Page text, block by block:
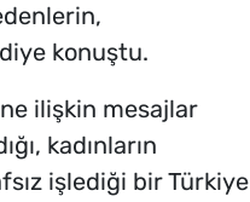
konuştu.
ilişkin mesajlar
kadınların
işlediği bir Türkiye